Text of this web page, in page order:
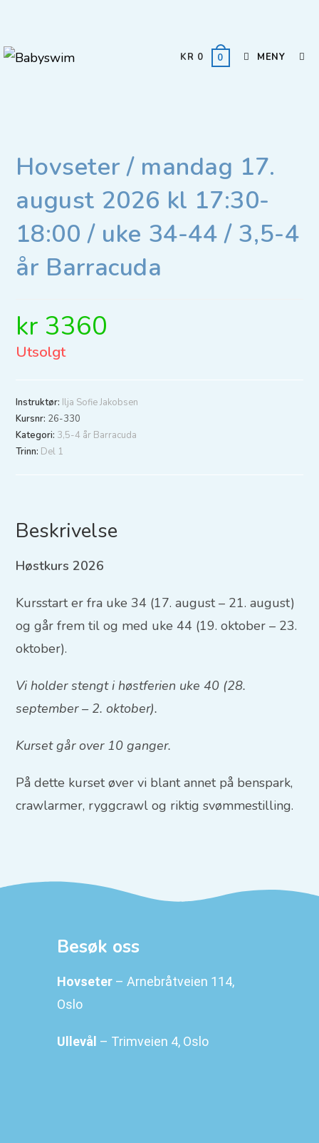
KR 0 0 MENY
Hovseter / mandag 17.
august 2026 kl 17:30-
18:00 / uke 34-44 / 3,5-4
år Barracuda
kr 3360
Utsolgt
Instruktør: Ilja Sofie Jakobsen
Kursnr: 26-330
Kategori: 3,5-4 år Barracuda
Trinn: Del 1
Beskrivelse
Høstkurs 2026
Kursstart er fra uke 34 (17. august – 21. august)
og går frem til og med uke 44 (19. oktober – 23.
oktober).
Vi holder stengt i høstferien uke 40 (28.
september – 2. oktober).
Kurset går over 10 ganger.
På dette kurset øver vi blant annet på benspark,
crawlarmer, ryggcrawl og riktig svømmestilling.
Besøk oss
Hovseter – Arnebråtveien 114,
Oslo
Ullevål – Trimveien 4, Oslo